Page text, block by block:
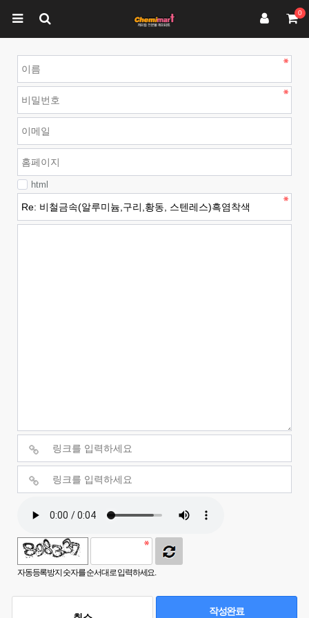
0
html
자동등록방지 숫자를 순서대로 입력하세요.
작성완료